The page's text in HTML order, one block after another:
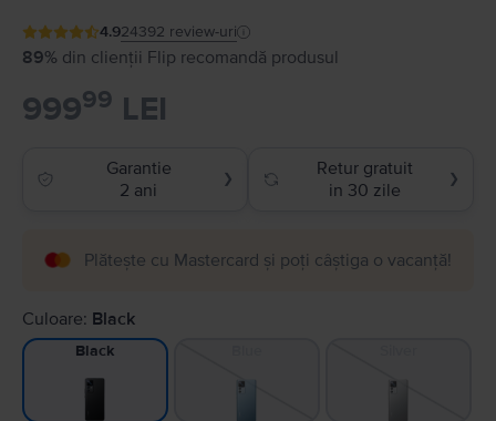
4.924392 review-uri
89% din clienții Flip recomandă produsul
99999 LEI
Garantie
2 ani
❯
Retur gratuit
in 30 zile
❯
Plătește cu Mastercard și poți câștiga o vacanță!
Culoare: Black
Black